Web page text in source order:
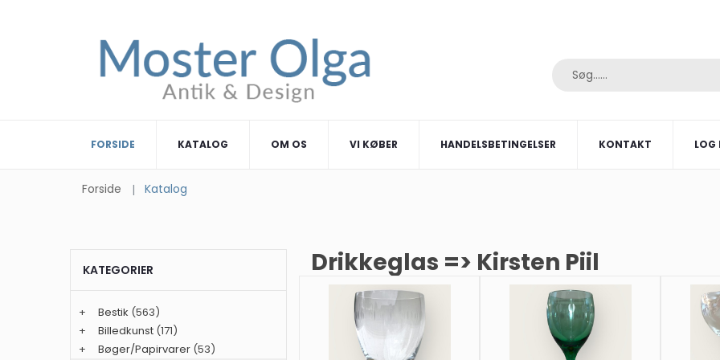
FORSIDE KATALOG OM OS VI KØBER HANDELSBETINGELSER KONTAKT LOG
Forside Katalog
Drikkeglas => Kirsten Piil
KATEGORIER
+ Bestik (563)
+
Billedkunst (171)
+
Bøger/Papirvarer (53)